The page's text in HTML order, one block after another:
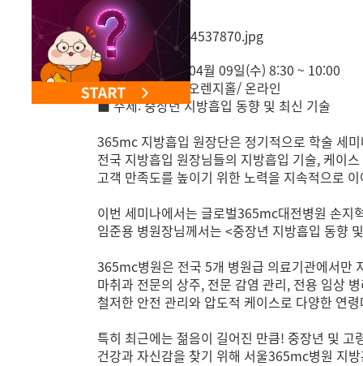
■ 일시: 2025년 04월 09일(수) 8:30 ~ 10:00
■ 장소: 365mc 오렌지홀/ 온라인
■ 주제: 중장년 지방흡입 동향 및 최신 기술
365mc 지방흡입 원장단은 정기적으로 학술 세
전국 지방흡입 원장님들의 지방흡입 기술, 케이
고객 만족도를 높이기 위한 노력을 지속적으로
이번 세미나에서는 글로벌365mc대전병원 손
임준용 병원장님께서는 <중장년 지방흡입 동향
365mc병원은 전국 5개 병원급 의료기관에서만
마취과 전문의 상주, 전문 감염 관리, 전용 임상
철저한 안전 관리와 압도적 케이스로 다양한 연
특히 최근에는 젊음이 길어진 만큼! 중장년 및 고
건강과 자신감을 찾기 위해 서울365mc병원 지